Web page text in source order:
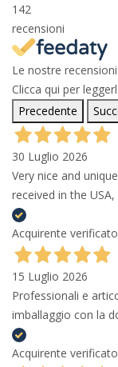
142
recensioni
Le nostre
Clicca qui per
Precedente
30 Luglio 2026
Very nice and
received in the
Acquirente verificato
15 Luglio 2026
Professionali e
imballaggio con la
Acquirente verificato